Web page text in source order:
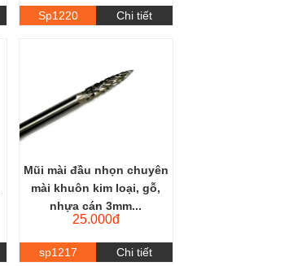
Sp1220 Chi tiết
Mũi mài đầu nhọn chuyên
mài khuôn kim loại, gỗ,
nhựa cán 3mm...
25.000đ
sp1217 Chi tiết